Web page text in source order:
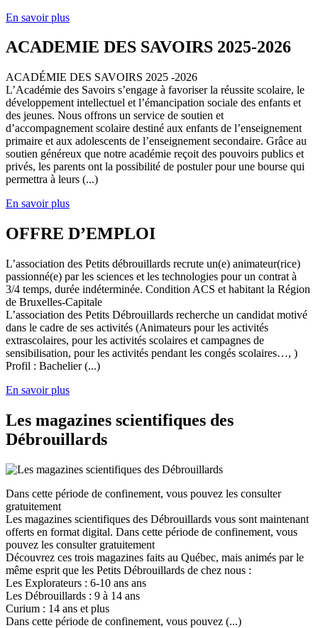
En savoir plus
ACADEMIE DES SAVOIRS 2025-2026
ACADÉMIE DES SAVOIRS 2025 -2026
L’Académie des Savoirs s’engage à favoriser la réussite scolaire, le
développement intellectuel et l’émancipation sociale des enfants et
des jeunes. Nous offrons un service de soutien et
d’accompagnement scolaire destiné aux enfants de l’enseignement
primaire et aux adolescents de l’enseignement secondaire. Grâce au
soutien généreux que notre académie reçoit des pouvoirs publics et
privés, les parents ont la possibilité de postuler pour une bourse qui
permettra à leurs (...)
En savoir plus
OFFRE D’EMPLOI
L’association des Petits débrouillards recrute un(e) animateur(rice)
passionné(e) par les sciences et les technologies pour un contrat à
3/4 temps, durée indéterminée. Condition ACS et habitant la Région
de Bruxelles-Capitale
L’association des Petits Débrouillards recherche un candidat motivé
dans le cadre de ses activités (Animateurs pour les activités
extrascolaires, pour les activités scolaires et campagnes de
sensibilisation, pour les activités pendant les congés scolaires…, )
Profil : Bachelier (...)
En savoir plus
Les magazines scientifiques des
Débrouillards
Dans cette période de confinement, vous pouvez les consulter
gratuitement
Les magazines scientifiques des Débrouillards vous sont maintenant
offerts en format digital. Dans cette période de confinement, vous
pouvez les consulter gratuitement
Découvrez ces trois magazines faits au Québec, mais animés par le
même esprit que les Petits Débrouillards de chez nous :
Les Explorateurs : 6-10 ans ans
Les Débrouillards : 9 à 14 ans
Curium : 14 ans et plus
Dans cette période de confinement, vous pouvez (...)